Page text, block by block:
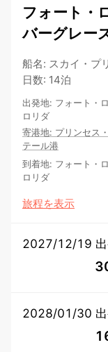
フォート・
バーグレー
船名: スカイ・プ
日数: 14泊
出発地: フォート・
ロリダ
寄港地: プリンセス
テール港
到着地: フォート・
ロリダ
旅程を表示
2027/12/19 出
2028/01/30 出